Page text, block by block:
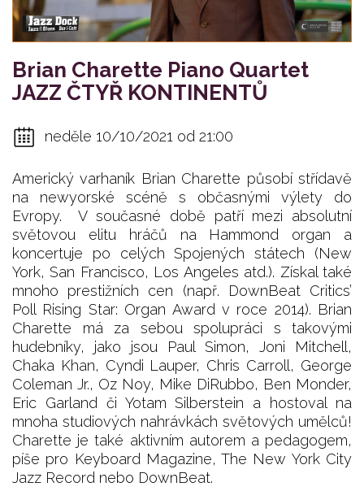
Brian Charette Piano Quartet
JAZZ ČTYŘ KONTINENTŮ
neděle 10/10/2021 od 21:00
Americký varhaník Brian Charette působí střídavě
na newyorské scéně s občasnými výlety do
Evropy. V současné době patří mezi absolutní
světovou elitu hráčů na Hammond organ a
koncertuje po celých Spojených státech (New
York, San Francisco, Los Angeles atd.). Získal také
mnoho prestižních cen (např. DownBeat Critics’
Poll Rising Star: Organ Award v roce 2014). Brian
Charette má za sebou spolupráci s takovými
hudebníky, jako jsou Paul Simon, Joni Mitchell,
Chaka Khan, Cyndi Lauper, Chris Carroll, George
Coleman Jr., Oz Noy, Mike DiRubbo, Ben Monder,
Eric Garland či Yotam Silberstein a hostoval na
mnoha studiových nahrávkách světových umělců!
Charette je také aktivním autorem a pedagogem,
píše pro Keyboard Magazine, The New York City
Jazz Record nebo DownBeat.